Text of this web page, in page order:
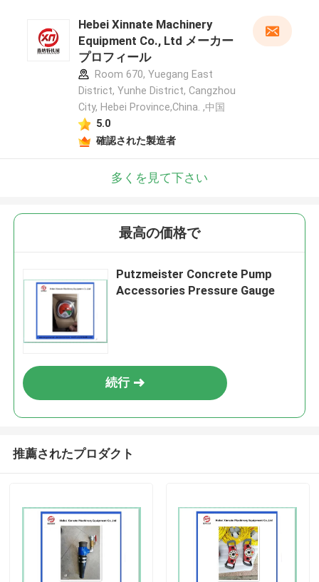
Hebei Xinnate Machinery
Equipment Co., Ltd メーカー
プロフィール
Room 670, Yuegang East
District, Yunhe District, Cangzhou
City, Hebei Province,China. ,中国
5.0
確認された製造者
多くを見て下さい
最高の価格で
Putzmeister Concrete Pump
Accessories Pressure Gauge
続行
推薦されたプロダクト